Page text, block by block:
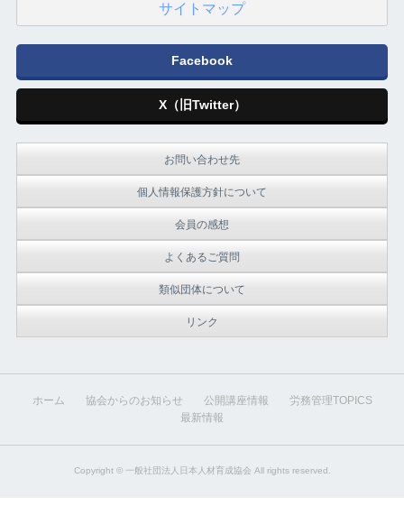
サイトマップ
Facebook
X（旧Twitter）
お問い合わせ先
個人情報保護方針について
会員の感想
よくあるご質問
類似団体について
リンク
ホーム 協会からのお知らせ 公開講座情報
労務管理TOPICS
最新情報
Copyright © 一般社団法人日本人材育成協会 All rights reserved.